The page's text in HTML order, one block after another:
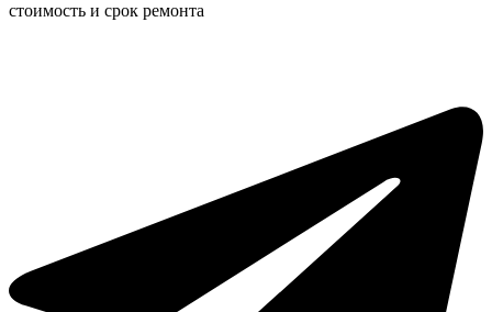
стоимость и срок ремонта